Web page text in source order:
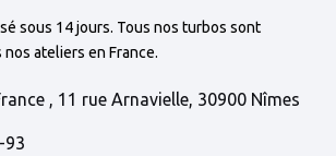
sous 14 jours. Tous nos turbos sont
ateliers en France.
, 11 rue Arnavielle, 30900 Nîmes
93